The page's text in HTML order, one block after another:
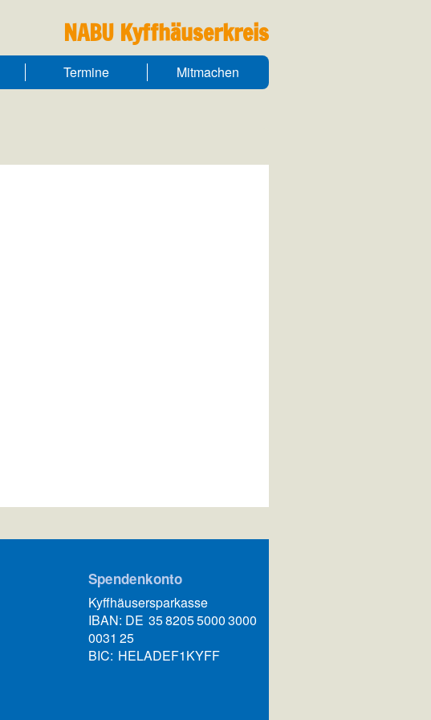
NABU Kyffhäuserkreis
Termine Mitmachen
Spendenkonto
Kyffhäusersparkasse
IBAN: DE 35 8205 5000 3000
0031 25
BIC: HELADEF1KYFF